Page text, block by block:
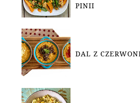
PINII
DAL Z